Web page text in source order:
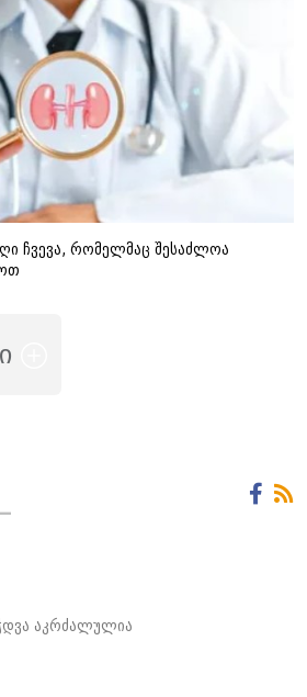
ჩვევა, რომელმაც შესაძლოა
აკრძალულია